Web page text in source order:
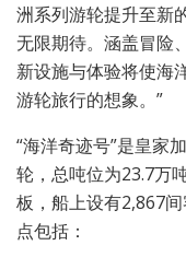
洲系列游轮提升至新
无限期待。涵盖冒险
新设施与体验将使海
游轮旅行的想象。”
“海洋奇迹号”是皇家
轮，总吨位为23.7万
板，船上设有2,867
点包括：